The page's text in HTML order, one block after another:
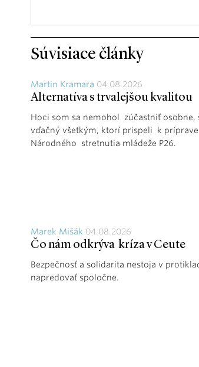
Súvisiace články
Martin Kramara 04.08.2026
Alternatíva s trvalejšou kvalitou
Hoci som sa nemohol zúčastniť osobne,
vďačný všetkým, ktorí prispeli k príprave
Národného stretnutia mládeže P26.
Marek Mišák 04.08.2026
Čo nám odkrýva kríza v Ceute
Bezpečnosť a solidarita nestoja v
napredovať spoločne.